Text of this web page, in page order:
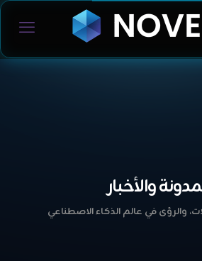
والأخبار
والرؤى في عالم الذكاء الاصطناعي